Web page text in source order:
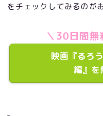
をチェックしてみるのが
＼30日間
映画『るろ
編』を